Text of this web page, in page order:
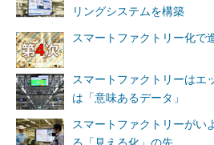
リングシステムを構築
スマートファクトリー化で
スマートファクトリーはエ
は「意味あるデータ」
スマートファクトリーがい